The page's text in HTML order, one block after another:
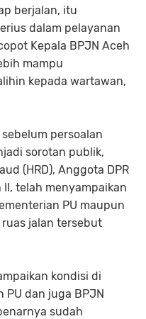
berjalan, itu
dalam pelayanan
Kepala BPJN Aceh
mampu
kepada wartawan,
persoalan
sorotan publik,
(HRD), Anggota DPR
II, telah menyampaikan
PU maupun
jalan tersebut
kondisi di
PU dan juga BPJN
sudah